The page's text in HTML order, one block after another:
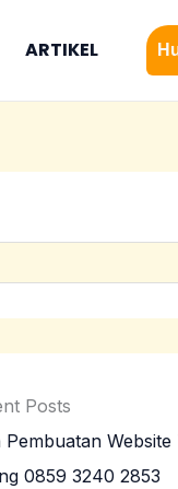
ARTIKEL
Posts
Pembuatan Website
0859 3240 2853